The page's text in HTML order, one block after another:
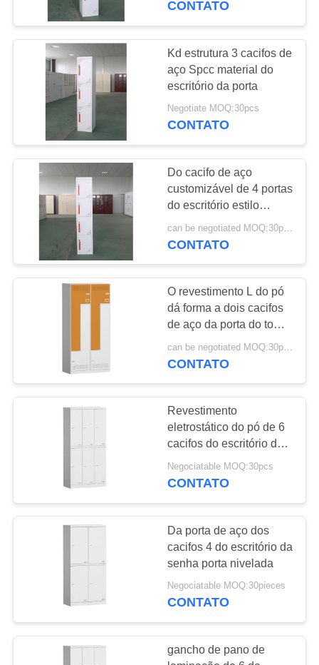
Tabela de reunião
do escritório
8
Tabela do escritório
de gerente
CONTATO
Kd estrutura 3 cacifos de
aço Spcc material do
escritório da porta
Negotiate MOQ:30pcs
CONTATO
Do cacifo de aço
customizável de 4 portas
do escritório estilo
moderno
CONTATO
O revestimento L do pó
dá forma a dois cacifos
de aço da porta do tom 4
para a escola do
escritório
can be negotiated MOQ:30pcs
CONTATO
Revestimento
eletrostático do pó de 6
cacifos do escritório do
metal da porta
Negociatable MOQ:30pcs
CONTATO
Da porta de aço dos
cacifos 4 do escritório da
senha porta nivelada
Negociatable MOQ:30pieces
CONTATO
gancho de pano de